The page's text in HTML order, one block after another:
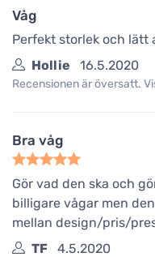
Våg
Perfekt storlek och lätt
Hollie
16.5.2020
Recensionen är översatt.
Bra våg
Gör vad den ska och
billigare vågar men
mellan design/pris/
TF
4.5.2020